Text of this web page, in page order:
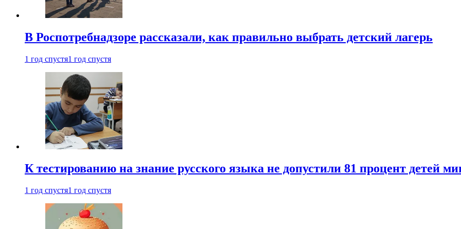
В Роспотребнадзоре рассказали, как правильно выбрать детский лагерь
1 год спустя1 год спустя
К тестированию на знание русского языка не допустили 81 процент детей
1 год спустя1 год спустя